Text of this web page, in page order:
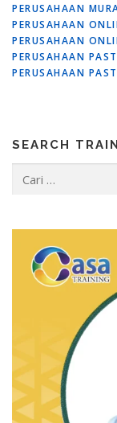
PERUSAHAAN
PERUSAHAAN
PERUSAHAAN
PERUSAHAAN
PERUSAHAAN
SEARCH
untuk: